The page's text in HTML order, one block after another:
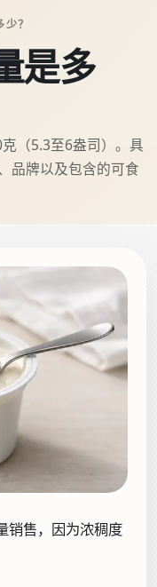
？
是多
（5.3至6盎司）。具
品牌以及包含的可食
销售，因为浓稠度